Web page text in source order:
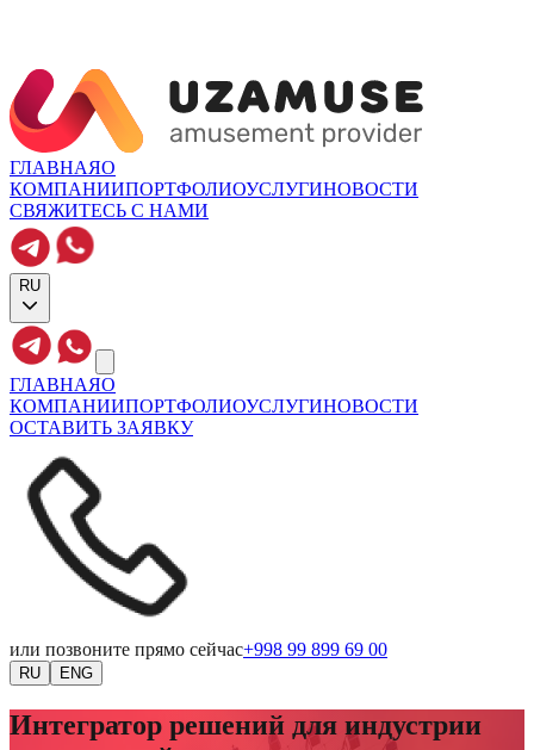
ГЛАВНАЯО
КОМПАНИИПОРТФОЛИОУСЛУГИНОВОСТИ
СВЯЖИТЕСЬ С НАМИ
RU
ГЛАВНАЯО
КОМПАНИИПОРТФОЛИОУСЛУГИНОВОСТИ
ОСТАВИТЬ ЗАЯВКУ
или позвоните прямо сейчас+998 99 899 69 00
RU ENG
Интегратор решений для индустрии